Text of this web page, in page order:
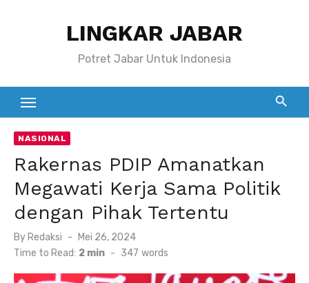
LINGKAR JABAR
Potret Jabar Untuk Indonesia
NASIONAL
Rakernas PDIP Amanatkan
Megawati Kerja Sama Politik
dengan Pihak Tertentu
By Redaksi
Posted
on
Mei 26, 2024
Time to Read: 2 min - 347 words